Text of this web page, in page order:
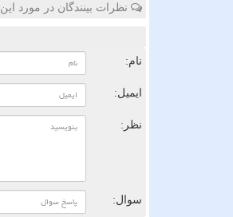
نظرات بینندگان در مورد
نام:
ایمیل:
نظر:
سوال: